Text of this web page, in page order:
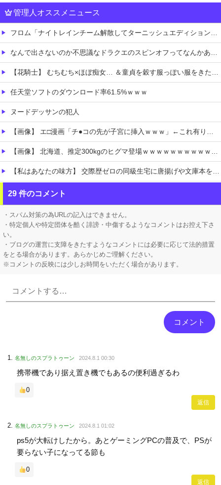
管理人オススメニュース
フロム「ナイトレインチーム解散してターニッシュエディション完成させました」←これｗｗｗｗ
なんで出さないのか不思議なドラクエのスピンオフってなんかある？
【花騎士】 むちむち×ほぼ痴女… ＆童貞を穀す服っぽい服をきたホウオウボクへの反応！！！
任天堂ソフトのダウンロード率61.5%ｗｗｗ
ヌードデッサンの犯人
【画像】 エ□漫画「チ●コの先が子宮に挿入ｗｗｗ」←これ有り得るの？ｗｗ
【画像】 北海道、推定300kgのヒグマ登場ｗｗｗｗｗｗｗｗｗｗｗｗｗｗｗｗｗｗｗｗ
【私はあなたの味方】 交際歴ゼロの同級生宅に唐揚げや文庫本を20回以上届けた24歳女を逮捕
【にじさんじ】 女性陣の座り方解釈一致すぎて好き
【Vtuber】 響咲リオナ←この人、ホロライブでも歌唱・演技力トップクラスだよな「前世がもっと激しかったんだろう」
29 件のコメント
・スパム対策の為URLの記入はできません。
・特定個人や特定団体を酷く誹謗・中傷するようなコメントはお控え下さ
い。
・ブログの運営に支障をきたすようなコメントには必要に応じて法的措置
をとる場合があります。あらかじめご理解ください。
※コメントの反映には少しお時間をいただく場合があります。
名無しのスプラトゥーン 2024.8.1 00:30
携帯機であり据え置き機でもあるの便利過ぎるわ
0
返信
名無しのスプラトゥーン 2024.8.1 01:02
ps5が大転けしたから。あとゲーミングPCの普及で、PSが
要らない子になってる節も
0
返信